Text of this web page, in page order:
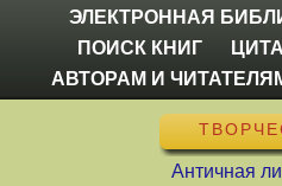
ЭЛЕКТРОННАЯ
ПОИСК КНИГ
АВТОРАМ И
Античная